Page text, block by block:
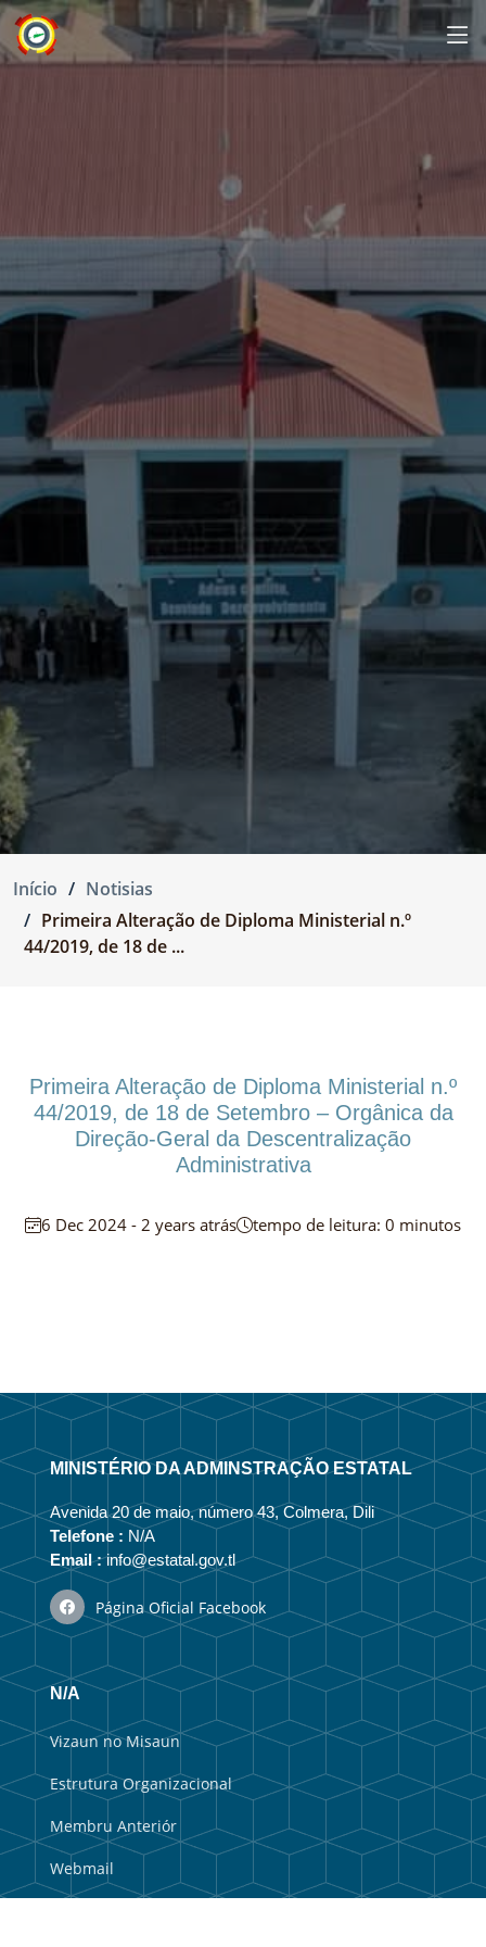
Início
Notisias
Primeira Alteração de Diploma Ministerial n.º
44/2019, de 18 de ...
Primeira Alteração de Diploma Ministerial n.º
44/2019, de 18 de Setembro – Orgânica da
Direção-Geral da Descentralização
Administrativa
6 Dec 2024 - 2 years atrás tempo de leitura: 0 minutos
MINISTÉRIO DA ADMINSTRAÇÃO ESTATAL
Avenida 20 de maio, número 43, Colmera, Dili
Telefone : N/A
Email :info@estatal.gov.tl
Página Oficial Facebook
N/A
Vizaun no Misaun
Estrutura Organizacional
Membru Anteriór
Webmail